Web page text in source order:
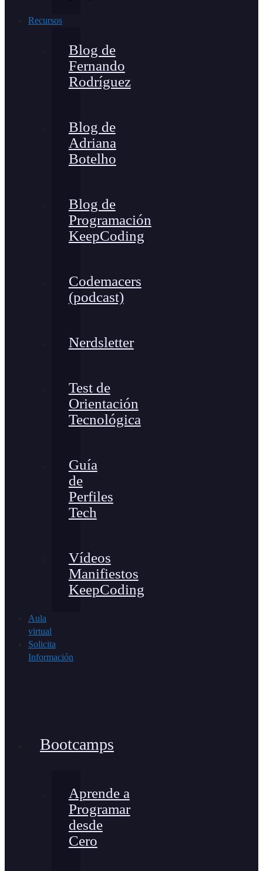
Recursos
Blog de
Fernando
Rodríguez
Blog de
Adriana
Botelho
Blog de
Programación
KeepCoding
Codemacers
(podcast)
Nerdsletter
Test de
Orientación
Tecnológica
Guía
de
Perfiles
Tech
Vídeos
Manifiestos
KeepCoding
Aula
virtual
Solicita
Información
Bootcamps
Aprende a
Programar
desde
Cero